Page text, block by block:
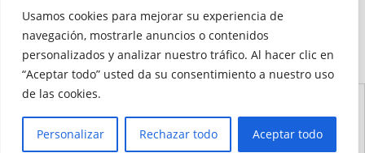
Usamos cookies para mejorar su experiencia de
navegación, mostrarle anuncios o contenidos
personalizados y analizar nuestro tráfico. Al hacer clic en
“Aceptar todo” usted da su consentimiento a nuestro uso
de las cookies.
Personalizar Rechazar todo Aceptar todo
Medio auditado por
Accesibilidad
Sitio
Cookies
Privacidad